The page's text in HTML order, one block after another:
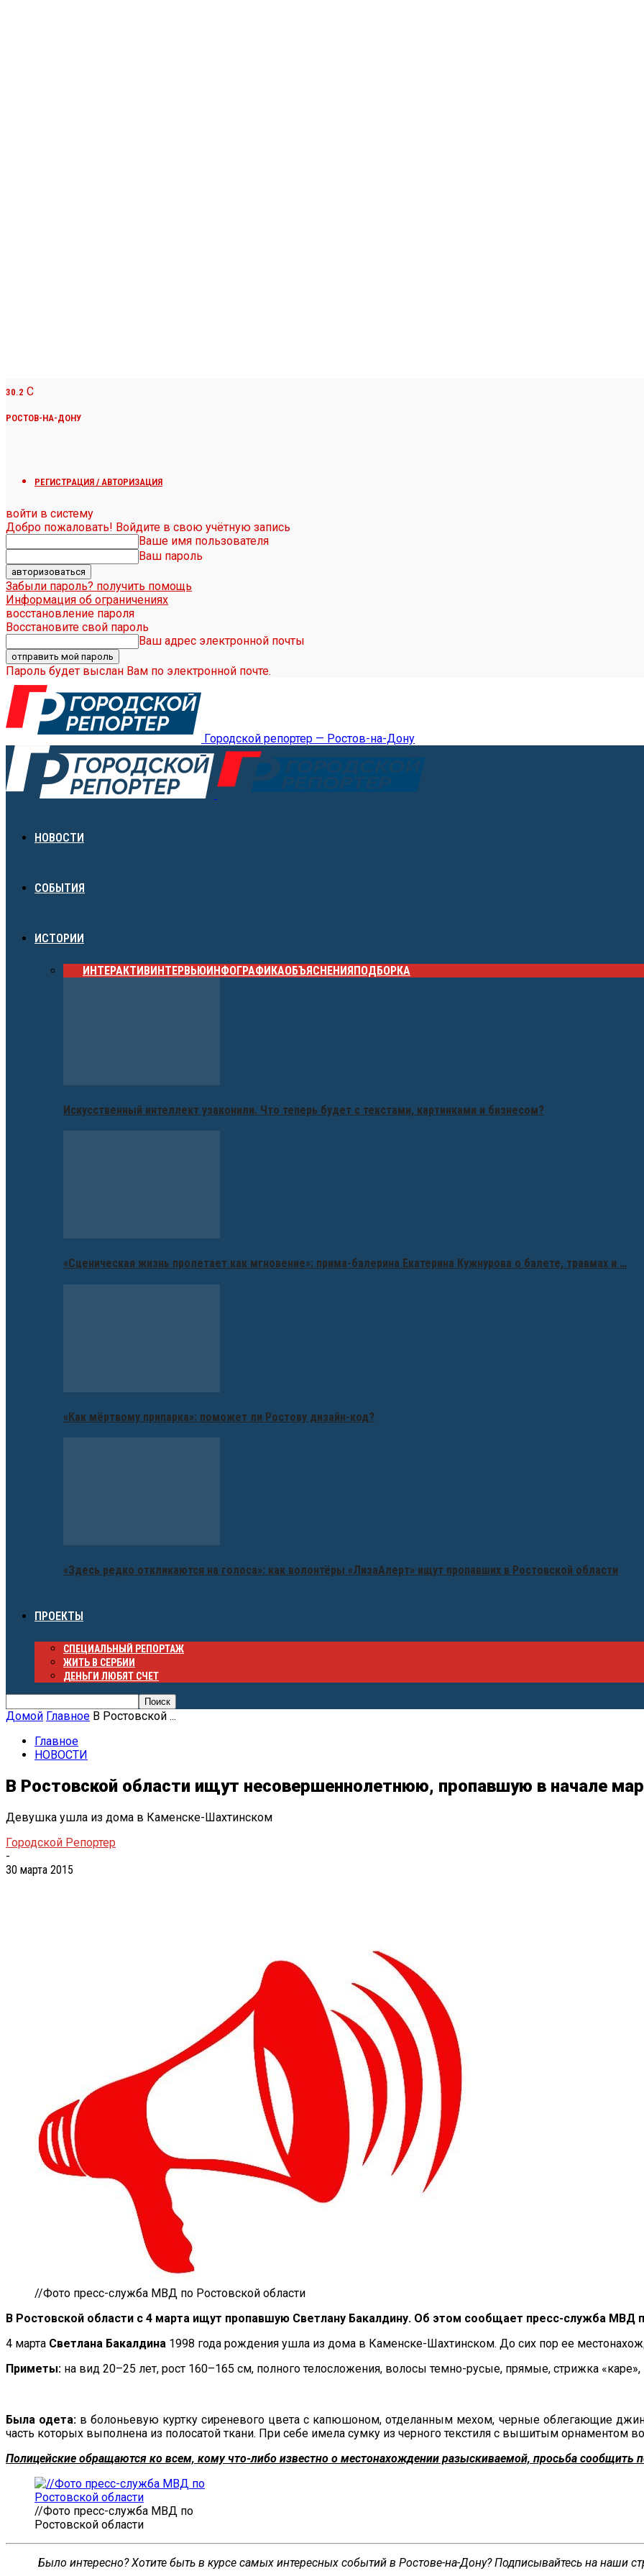
30.2 C
РОСТОВ-НА-ДОНУ
РЕГИСТРАЦИЯ / АВТОРИЗАЦИЯ
войти в систему
Добро пожаловать! Войдите в свою учётную запись
Ваше имя пользователя
Ваш пароль
Забыли пароль? получить помощь
Информация об ограничениях
восстановление пароля
Восстановите свой пароль
Ваш адрес электронной почты
Пароль будет выслан Вам по электронной почте.
Городской репортер — Ростов-на-Дону
НОВОСТИ
СОБЫТИЯ
ИСТОРИИ
ИНТЕРАКТИВИНТЕРВЬЮИНФОГРАФИКАОБЪЯСНЕНИЯПОДБОРКА
Искусственный интеллект узаконили. Что теперь будет с текстами, картинками и бизнесом?
«Сценическая жизнь пролетает как мгновение»: прима-балерина Екатерина Кужнурова о балете, травмах и …
«Как мёртвому припарка»: поможет ли Ростову дизайн-код?
«Здесь редко откликаются на голоса»: как волонтёры «ЛизаАлерт» ищут пропавших в Ростовской области
ПРОЕКТЫ
СПЕЦИАЛЬНЫЙ РЕПОРТАЖ
ЖИТЬ В СЕРБИИ
ДЕНЬГИ ЛЮБЯТ СЧЕТ
Домой Главное В Ростовской ...
Главное
НОВОСТИ
В Ростовской области ищут несовершеннолетнюю, пропавшую в начале
Девушка ушла из дома в Каменске-Шахтинском
Городской Репортер
-
30 марта 2015
//Фото пресс-служба МВД по Ростовской области
В Ростовской области с 4 марта ищут пропавшую Светлану Бакалдину. Об этом сообщает пресс-служба МВД
4 марта Светлана Бакалдина 1998 года рождения ушла из дома в Каменске-Шахтинском. До сих пор ее
Приметы: на вид 20–25 лет, рост 160–165 см, полного телосложения, волосы темно-русые, прямые, стрижка «каре»,
Была одета: в болоньевую куртку сиреневого цвета с капюшоном, отделанным мехом, черные облегающие
часть которых выполнена из полосатой ткани. При себе имела сумку из черного текстиля с вышитым орнаментом
Полицейские обращаются ко всем, кому что-либо известно о местонахождении разыскиваемой, просьба сообщить
//Фото пресс-служба МВД по
Ростовской области
Было интересно? Хотите быть в курсе самых интересных событий в Ростове-на-Дону? Подписывайтесь на наши